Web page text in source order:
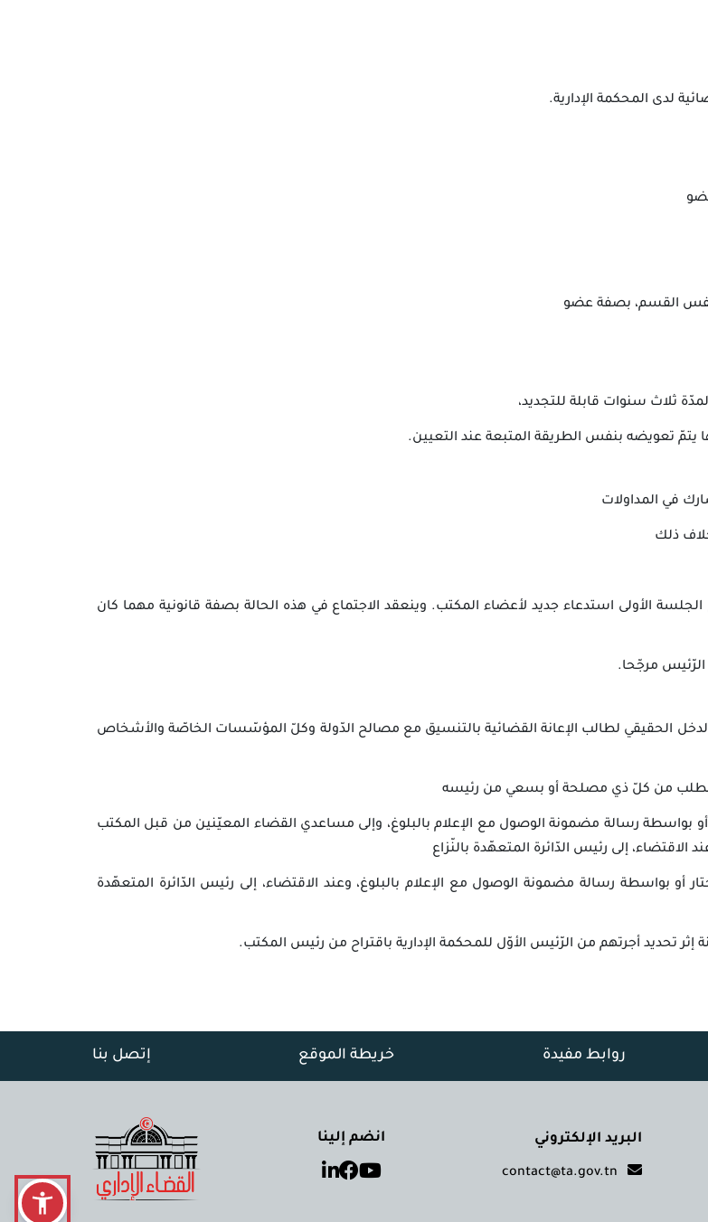
بنفس القسم، بصفة عضو
ثلاث سنوات قابلة للتجديد،
تعويضه بنفس الطريقة المتبعة عند التعيين.
في المداولات
ذلك
الأولى استدعاء جديد لأعضاء المكتب. وينعقد الاجتماع في هذه الحالة بصفة قانونية مهما كان
مرجّحا.
الحقيقي لطالب الإعانة القضائية بالتنسيق مع مصالح الدّولة وكلّ المؤسّسات الخاصّة والأشخاص
بطلب من كلّ ذي مصلحة أو بسعي من رئيسه
أو بواسطة رسالة مضمونة الوصول مع الإعلام بالبلوغ، وإلى مساعدي القضاء المعيّنين من قبل المكتب
الاقتضاء، إلى رئيس الدّائرة المتعهّدة بالنّزاع
أو بواسطة رسالة مضمونة الوصول مع الإعلام بالبلوغ، وعند الاقتضاء، إلى رئيس الدّائرة المتعهّدة
تحديد أجرتهم من الرّئيس الأوّل للمحكمة الإدارية باقتراح من رئيس المكتب.
روابط مفيدة خريطة الموقع إتصل بنا
البريد الإلكتروني انضم إلينا